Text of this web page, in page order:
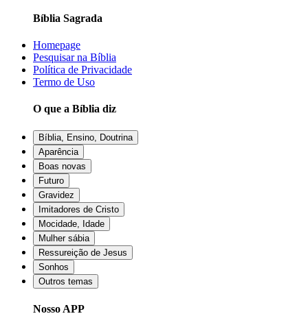
Bíblia Sagrada
Homepage
Pesquisar na Bíblia
Política de Privacidade
Termo de Uso
O que a Bíblia diz
Bíblia, Ensino, Doutrina
Aparência
Boas novas
Futuro
Gravidez
Imitadores de Cristo
Mocidade, Idade
Mulher sábia
Ressureição de Jesus
Sonhos
Outros temas
Nosso APP